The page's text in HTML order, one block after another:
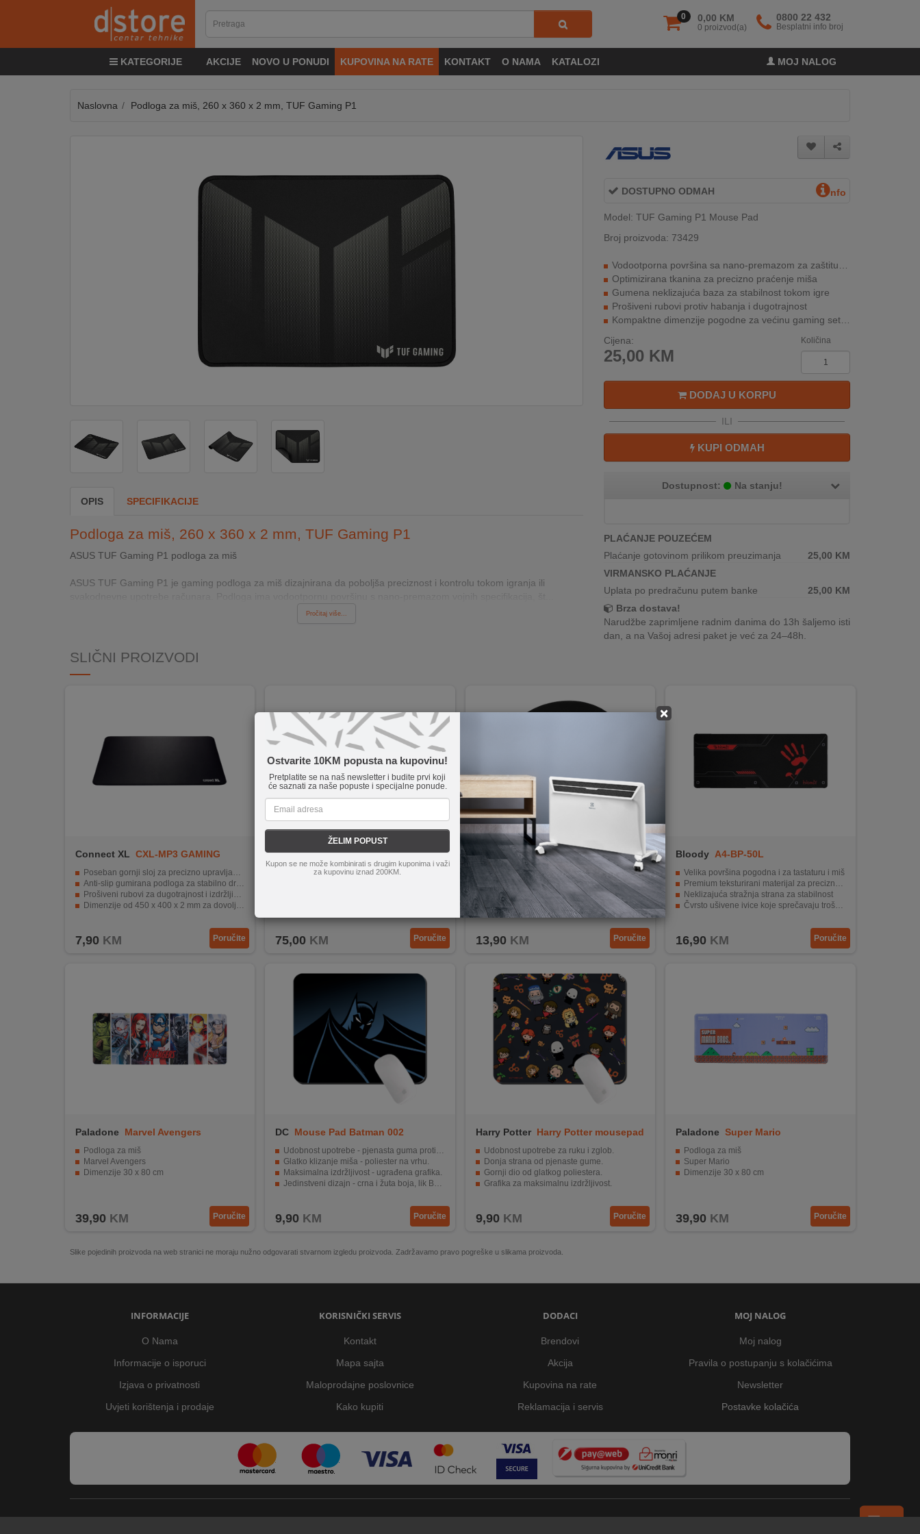
0 0,00 KM
0 proizvod(a)
0800 22 432
Besplatni info broj
KATEGORIJE AKCIJE NOVO U PONUDI KUPOVINA NA RATE KONTAKT O NAMA KATALOZI MOJ NALOG
&
INOSTRANSTVA
×
Ostvarite 10KM popusta na kupovinu!
Pretplatite se na naš newsletter i budite prvi koji
će saznati za naše popuste i specijalne ponude.
ŽELIM POPUST
Kupon se ne može kombinirati s drugim kuponima i važi
za kupovinu iznad 200KM.
Naslovna Podloga za miš, 260 x 360 x 2 mm, TUF Gaming P1
OPIS SPECIFIKACIJE
Podloga za miš, 260 x 360 x 2 mm, TUF Gaming P1
ASUS TUF Gaming P1 podloga za miš
ASUS TUF Gaming P1 je gaming podloga za miš dizajnirana da poboljša preciznost i kontrolu tokom igranja ili
Pročitaj više...
DOSTUPNO ODMAH nfo
Model: TUF Gaming P1 Mouse Pad
Broj proizvoda: 73429
Vodootporna površina sa nano-premazom za zaštitu od prosipanja
Optimizirana tkanina za precizno praćenje miša
Gumena neklizajuća baza za stabilnost tokom igre
Prošiveni rubovi protiv habanja i dugotrajnost
Kompaktne dimenzije pogodne za većinu gaming setupa
Cijena:
25,00 KM
Količina
DODAJ U KORPU
ILI
KUPI ODMAH
Dostupnost: Na stanju!
PLAĆANJE POUZEĆEM
Plaćanje gotovinom prilikom preuzimanja
25,00 KM
VIRMANSKO PLAĆANJE
Uplata po predračunu putem banke
25,00 KM
Brza dostava!
Narudžbe zaprimljene radnim danima do 13h šaljemo isti
dan, a na Vašoj adresi paket je već za 24–48h.
SLIČNI PROIZVODI
Connect XL CXL-MP3 GAMING
Poseban gornji sloj za precizno upravljanje mišem.
Anti-slip gumirana podloga za stabilno držanje miša.
Prošiveni rubovi za dugotrajnost i izdržljivost.
Dimenzije od 450 x 400 x 2 mm za dovoljno prostora za kretanje miša.
7,90 KM Poručite
Asus ROG Sheath Mouse Pad
ROG Sheath je extra-large gaming podloga za miš
Šivani rubovi štite podlogu od habanja
75,00 KM Poručite
hoco. GM30 Polar Fox
Podloga za miša sa naslonjačem za ruku
Izrađen od visokokvalitetnog silikona, gume i tkanine
Dimenzije 230 x 215 x 20 mm
13,90 KM Poručite
Bloody A4-BP-50L
Velika površina pogodna i za tastaturu i miš
Premium teksturirani materijal za precizno praćenje
Neklizajuća stražnja strana za stabilnost
Čvrsto ušivene ivice koje sprečavaju trošenje
16,90 KM Poručite
Paladone Marvel Avengers
Podloga za miš
Marvel Avengers
Dimenzije 30 x 80 cm
39,90 KM Poručite
DC Mouse Pad Batman 002
Udobnost upotrebe - pjenasta guma protiv klizanja.
Glatko klizanje miša - poliester na vrhu.
Maksimalna izdržljivost - ugrađena grafika.
Jedinstveni dizajn - crna i žuta boja, lik Batmana.
9,90 KM Poručite
Harry Potter Harry Potter mousepad
Udobnost upotrebe za ruku i zglob.
Donja strana od pjenaste gume.
Gornji dio od glatkog poliestera.
Grafika za maksimalnu izdržljivost.
9,90 KM Poručite
Paladone Super Mario
Podloga za miš
Super Mario
Dimenzije 30 x 80 cm
39,90 KM Poručite
Slike pojedinih proizvoda na web stranici ne moraju nužno odgovarati stvarnom izgledu proizvoda. Zadržavamo pravo pogreške u slikama proizvoda.
INFORMACIJE
O Nama
Informacije o isporuci
Izjava o privatnosti
Uvjeti korištenja i prodaje
KORISNIČKI SERVIS
Kontakt
Mapa sajta
Maloprodajne poslovnice
Kako kupiti
DODACI
Brendovi
Akcija
Kupovina na rate
Reklamacija i servis
MOJ NALOG
Moj nalog
Pravila o postupanju s kolačićima
Newsletter
Postavke kolačića